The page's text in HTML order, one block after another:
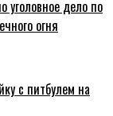
уголовное дело по
огня
с питбулем на